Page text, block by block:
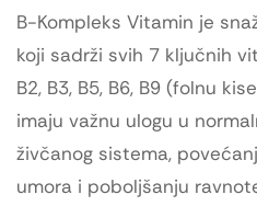
B-Kompleks Vitamin je
koji sadrži svih 7 ključnih
B2, B3, B5, B6, B9 (folnu
imaju važnu ulogu u
živčanog sistema,
umora i poboljšanju